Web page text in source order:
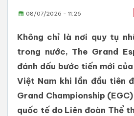
08/07/2026 - 11:26
Không chỉ là nơi quy tụ
trong nước, The Grand
đánh dấu bước tiến mới
Việt Nam khi lần đầu tiên
Grand Championship
quốc tế do Liên đoàn Thể